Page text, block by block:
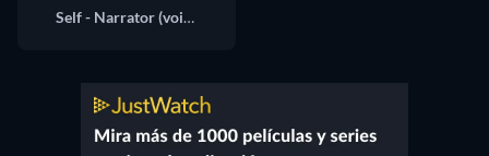
Self - Narrator (voice)